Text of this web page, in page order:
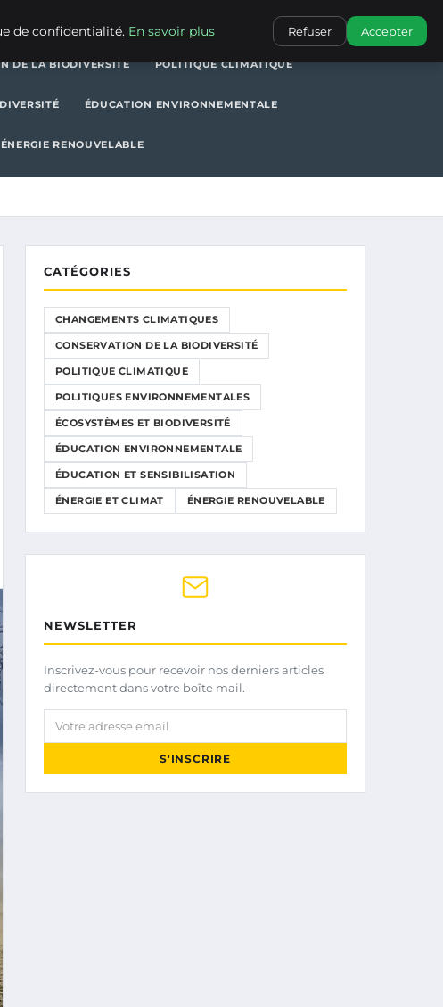
POLITIQUES ENVIRONNEMENTALES
DE LA BIODIVERSITÉ POLITIQUE CLIMATIQUE
ÉDUCATION ENVIRONNEMENTALE
ÉNERGIE RENOUVELABLE
CATÉGORIES
CHANGEMENTS CLIMATIQUES
CONSERVATION DE LA BIODIVERSITÉ
POLITIQUE CLIMATIQUE
POLITIQUES ENVIRONNEMENTALES
ÉCOSYSTÈMES ET BIODIVERSITÉ
ÉDUCATION ENVIRONNEMENTALE
ÉDUCATION ET SENSIBILISATION
ÉNERGIE ET CLIMAT ÉNERGIE RENOUVELABLE
NEWSLETTER
Inscrivez-vous pour recevoir nos derniers articles
directement dans votre boîte mail.
Votre adresse email
S'INSCRIRE
de confidentialité. En savoir plus Refuser Accepter